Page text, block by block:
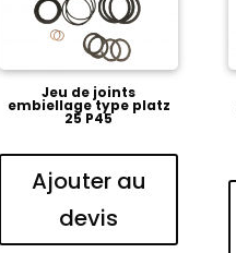
Jeu de joints
embiellage type platz
25 P45
Ajouter au
devis